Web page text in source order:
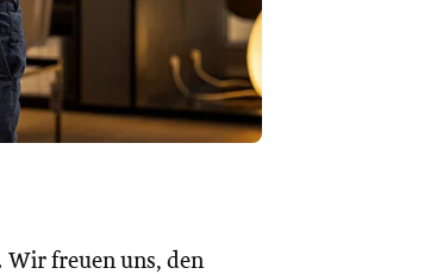
freuen uns, den